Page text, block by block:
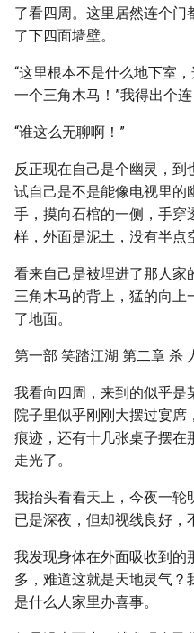
了看四周。这里居然连个门
了下四面墙壁。
“这里根本不是什么地下室
一个三角木马！”我得出个
“谁这么无聊啊！”
反正现在自己是个幽灵，
试自己是不是能像电视里的
手，摸向石棺的一侧，手穿
样，外面是泥土，没有半点
看来自己是被埋进了那人家
三角木马的背上，猛的向上
了地面。
第一部 笑踏江湖 第二章 杀
我看向四周，来到的似乎是
院子里似乎刚刚大摆过宴
痕迹，还有十几张桌子摆在
走光了。
我抬头看看天上，今夜一轮
已是深夜，但却视线良好，
我发现身体在外面吸收到的
多，难道这就是天地灵气
是什么人家里办喜事。